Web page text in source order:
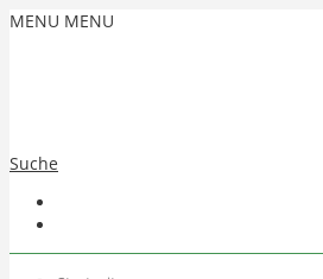
MENU MENU
Suche